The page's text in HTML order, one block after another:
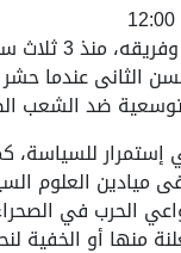
يسعى ملك
الثانى عندما
ضد الشعب
إستمرار للسياسة،
ميادين العلوم
الحرب في
منها أو الخفية